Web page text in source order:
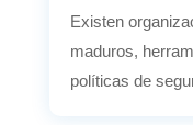
Existen
maduros,
políticas de